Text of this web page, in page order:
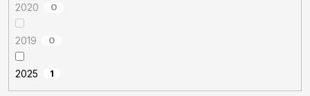
2020 0
2019 0
2025 1